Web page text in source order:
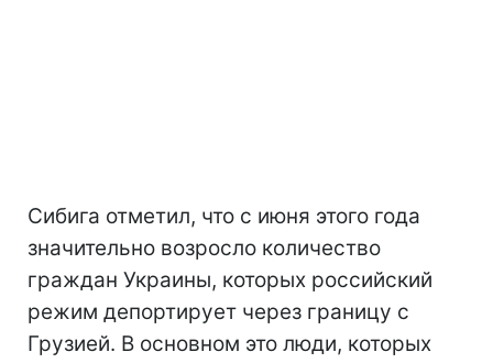
Сибига отметил, что с июня этого года
значительно возросло количество
граждан Украины, которых российский
режим депортирует через границу с
Грузией. В основном это люди, которых